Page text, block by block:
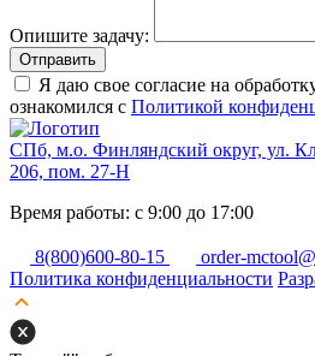
Опишите задачу:
Отправить
Я даю свое согласие на
ознакомился с Политикой
СПб, м.о. Финляндский округ, ул.
206, пом. 27-Н
Время работы: с 9:00 до 17:00
8(800)600-80-15
order-
Политика конфиденциальности